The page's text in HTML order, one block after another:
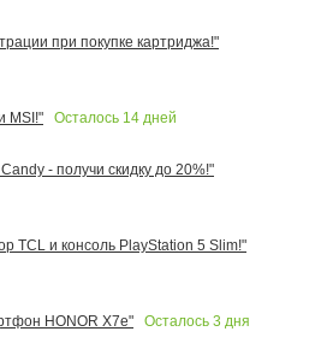
при покупке картриджа!"
MSI!"
Осталось 14 дней
- получи скидку до 20%!"
TCL и консоль PlayStation 5 Slim!"
HONOR X7e"
Осталось 3 дня